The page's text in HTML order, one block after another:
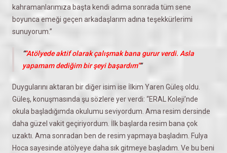
kahramanlarımıza başta kendi adıma sonrada tüm sene
boyunca emeği geçen arkadaşlarım adına teşekkürlerimi
sunuyorum.”
“Atölyede aktif olarak çalışmak bana gurur verdi. Asla
yapamam dediğim bir şeyi başardım”
Duygularını aktaran bir diğer isim ise İlkim Yaren Güleş oldu.
Güleş, konuşmasında şu sözlere yer verdi: “ERAL Koleji’nde
okula başladığımda okulumu seviyordum. Ama resim dersinde
daha güzel vakit geçiriyordum. İlk başlarda resim bana çok
uzaktı. Ama sonradan ben de resim yapmaya başladım. Fulya
Hoca sayesinde atölyeye daha sık gitmeye başladım. Ve bu beni